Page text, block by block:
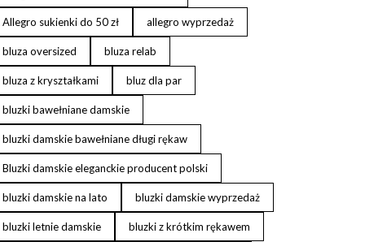
Allegro sukienki do 50 zł allegro wyprzedaż
bluza oversized bluza relab
bluza z kryształkami bluz dla par
bluzki bawełniane damskie
bluzki damskie bawełniane długi rękaw
Bluzki damskie eleganckie producent polski
bluzki damskie na lato bluzki damskie wyprzedaż
bluzki letnie damskie bluzki z krótkim rękawem